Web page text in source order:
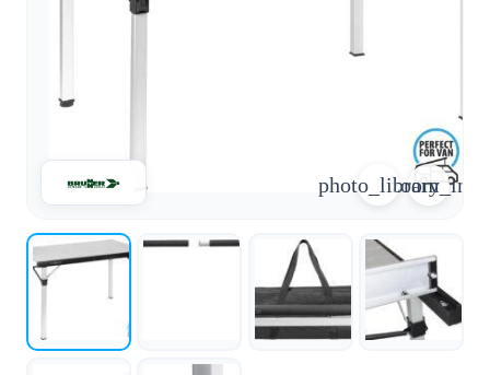
person
groupsChi
siamo
mail Contattateci
help
car_repair
Conversione
del veicolo
zoom_in
photo_library